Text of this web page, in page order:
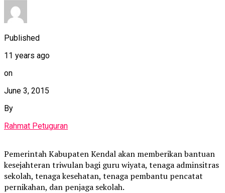
Published
11 years ago
on
June 3, 2015
By
Rahmat Petuguran
Pemerintah Kabupaten Kendal akan memberikan bantuan
kesejahteran triwulan bagi guru wiyata, tenaga adminsitras
sekolah, tenaga kesehatan, tenaga pembantu pencatat
pernikahan, dan penjaga sekolah.